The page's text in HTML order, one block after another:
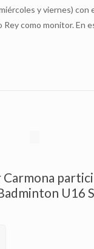
y viernes)
como monitor. En
U16